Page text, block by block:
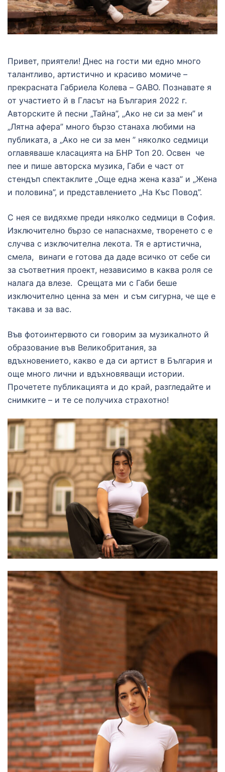
Привет, приятели! Днес на гости ми едно много
талантливо, артистично и красиво момиче –
прекрасната Габриела Колева – GABO. Познавате я
от участието й в Гласът на България 2022 г.
Авторските й песни „Тайна”, „Ако не си за мен” и
„Лятна афера” много бързо станаха любими на
публиката, а „Ако не си за мен ” няколко седмици
оглавяваше класацията на БНР Топ 20. Освен че
пее и пише авторска музика, Габи е част от
стендъп спектаклите „Още една жена ĸаза” и „Жена
и половина”, и представлението „На Къс Повод”.
С нея се видяхме преди няколко седмици в София.
Изключително бързо се напаснахме, творенето с е
случва с изключителна лекота. Тя е артистична,
смела, винаги е готова да даде всичко от себе си
за съответния проект, независимо в каква роля се
налага да влезе. Срещата ми с Габи беше
изключително ценна за мен и съм сигурна, че ще е
такава и за вас.
Във фотоинтервюто си говорим за музикалното й
образование във Великобритания, за
вдъхновението, какво е да си артист в България и
още много лични и вдъхновяващи истории.
Прочетете публикацията и до край, разгледайте и
снимките – и те се получиха страхотно!